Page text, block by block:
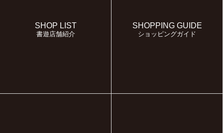
SHOP LIST
書遊店舗紹介
SHOPPING GUIDE
ショッピングガイド